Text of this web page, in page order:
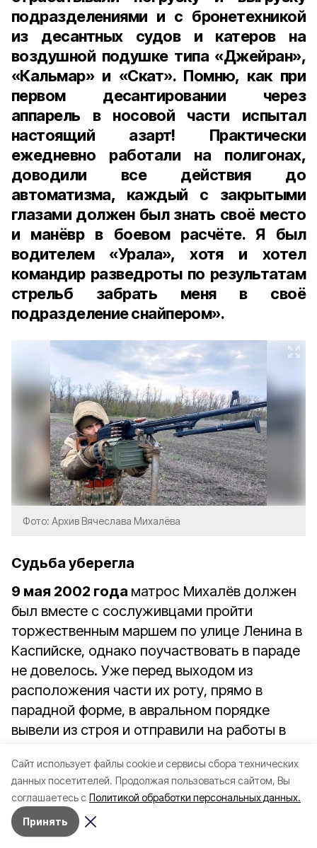
Cайт использует файлы cookie и сервисы сбора технических
данных посетителей. Продолжая пользоваться сайтом, Вы
соглашаетесь с Политикой обработки персональных данных.
Принять
подразделениями и с бронетехникой
из десантных судов и катеров на
воздушной подушке типа «Джейран»,
«Кальмар» и «Скат». Помню, как при
первом десантировании через
аппарель в носовой части испытал
настоящий азарт! Практически
ежедневно работали на полигонах,
доводили все действия до
автоматизма, каждый с закрытыми
глазами должен был знать своё место
и манёвр в боевом расчёте. Я был
водителем «Урала», хотя и хотел
командир разведроты по результатам
стрельб забрать меня в своё
подразделение снайпером».
Фото: Архив Вячеслава Михалёва
Судьба уберегла
9 мая 2002 года матрос Михалёв должен
был вместе с сослуживцами пройти
торжественным маршем по улице Ленина в
Каспийске, однако поучаствовать в параде
не довелось. Уже перед выходом из
расположения части их роту, прямо в
парадной форме, в авральном порядке
вывели из строя и отправили на работы в
через час из центра города раздался
мощный взрыв. Террористический акт унёс
жизни44 человек
– военных, школьников,
пенсионеров,